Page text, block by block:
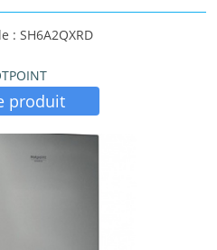
: SH6A2QXRD
produit